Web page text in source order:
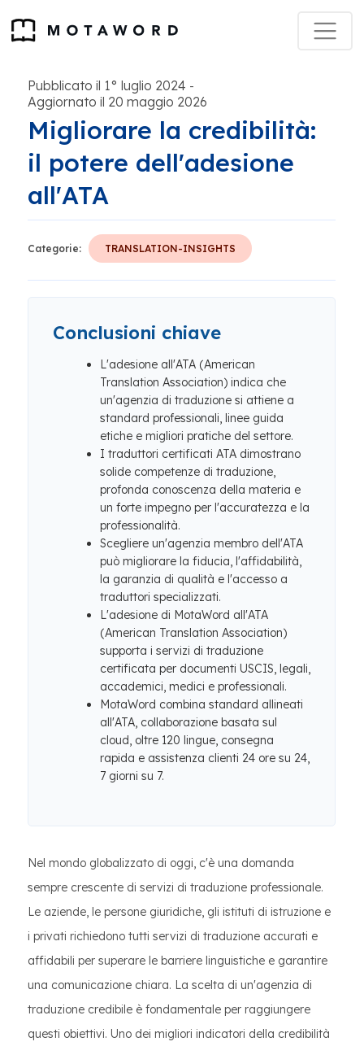
Pubblicato il 1° luglio 2024 -
Aggiornato il 20 maggio 2026
Migliorare la credibilità:
il potere dell'adesione
all'ATA
Categorie: TRANSLATION-INSIGHTS
Conclusioni chiave
L'adesione all'ATA (American
Translation Association) indica che
un'agenzia di traduzione si attiene a
standard professionali, linee guida
etiche e migliori pratiche del settore.
I traduttori certificati ATA dimostrano
solide competenze di traduzione,
profonda conoscenza della materia e
un forte impegno per l'accuratezza e la
professionalità.
Scegliere un'agenzia membro dell'ATA
può migliorare la fiducia, l'affidabilità,
la garanzia di qualità e l'accesso a
traduttori specializzati.
L'adesione di MotaWord all'ATA
(American Translation Association)
supporta i servizi di traduzione
certificata per documenti USCIS, legali,
accademici, medici e professionali.
MotaWord combina standard allineati
all'ATA, collaborazione basata sul
cloud, oltre 120 lingue, consegna
rapida e assistenza clienti 24 ore su 24,
7 giorni su 7.
Nel mondo globalizzato di oggi, c'è una domanda
sempre crescente di servizi di traduzione professionale.
Le aziende, le persone giuridiche, gli istituti di istruzione e
i privati richiedono tutti servizi di traduzione accurati e
affidabili per superare le barriere linguistiche e garantire
una comunicazione chiara. La scelta di un'agenzia di
traduzione credibile è fondamentale per raggiungere
questi obiettivi. Uno dei migliori indicatori della credibilità